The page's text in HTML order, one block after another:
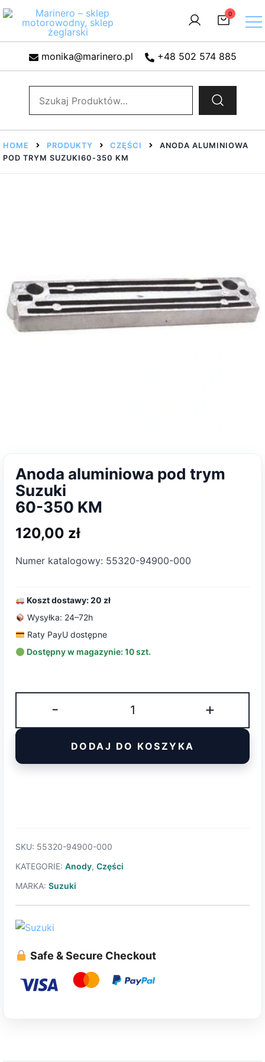
Przejdź
Marinero – sklep motorowodny, sklep żeglarski
wyposażenie łodzi motorowych, elektronika morska
0
monika@marinero.pl +48 502 574 885
HOME PRODUKTY CZĘŚCI
ANODA ALUMINIOWA
POD TRYM SUZUKI60-350 KM
Anoda aluminiowa pod trym
Suzuki
60-350 KM
120,00 zł
Numer katalogowy: 55320-94900-000
Koszt dostawy: 20 zł
Wysyłka: 24–72h
Raty PayU dostępne
Dostępny w magazynie: 10 szt.
-
Anoda
pod
trym
+
DODAJ DO KOSZYKA
SKU: 55320-94900-000
KATEGORIE: Anody, Części
MARKA: Suzuki
Safe & Secure Checkout